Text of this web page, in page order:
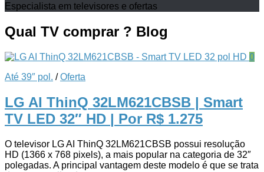
Especialista em televisores e ofertas
Qual TV comprar ? Blog
0
Até 39″ pol. /Oferta
LG AI ThinQ 32LM621CBSB | Smart
TV LED 32″ HD | Por R$ 1.275
O televisor LG AI ThinQ 32LM621CBSB possui resolução
HD (1366 x 768 pixels), a mais popular na categoria de 32″
polegadas. A principal vantagem deste modelo é que se trata